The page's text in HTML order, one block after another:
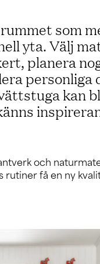
som
yta. Välj
planera
personliga
kan
och
rutiner få en ny